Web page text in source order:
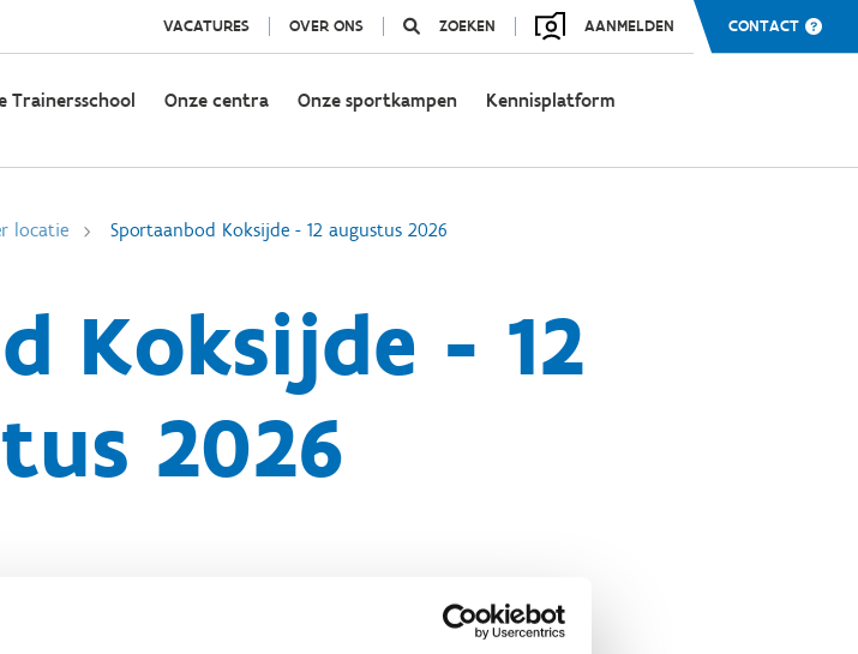
VACATURES OVER ONS ZOEKEN AANMELDEN CONTACT
Trainersschool Onze centra Onze sportkampen Kennisplatform
locatie Sportaanbod Koksijde - 12 augustus 2026
Koksijde - 12
2026